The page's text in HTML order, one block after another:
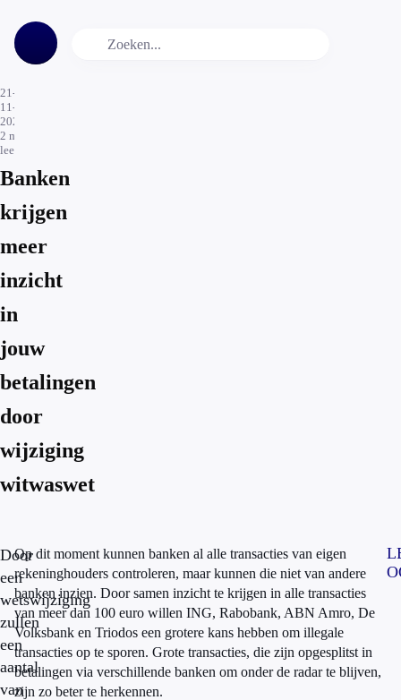
21-
11-
2022
2 min.
leestijd
Banken
krijgen
meer
inzicht
in
jouw
betalingen
door
wijziging
witwaswet
Door
een
wetswijziging
zullen
een
aantal
van
Op dit moment kunnen banken al alle transacties van eigen
rekeninghouders controleren, maar kunnen die niet van andere
banken inzien. Door samen inzicht te krijgen in alle transacties
van meer dan 100 euro willen ING, Rabobank, ABN Amro, De
Volksbank en Triodos een grotere kans hebben om illegale
transacties op te sporen. Grote transacties, die zijn opgesplitst in
betalingen via verschillende banken om onder de radar te blijven,
zijn zo beter te herkennen.